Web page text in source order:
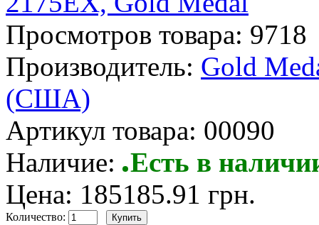
Просмотров товара: 9718
Производитель: Gold
(США)
Артикул товара: 00090
Наличие: Есть в
Цена: 185185.91 грн.
Количество: